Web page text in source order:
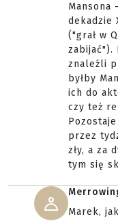
Mansona
dekadzie
("grał w
zabijać").
znaleźli
byłby
ich do
czy też
przez
zły, a za
tym się
Marek,